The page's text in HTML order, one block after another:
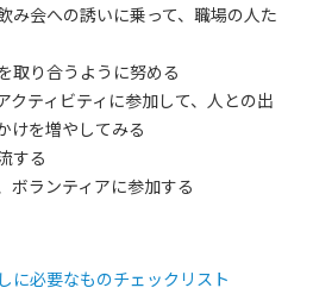
み会への誘いに乗って、職場の人た
取り合うように努める
クティビティに参加して、人との出
けを増やしてみる
する
ボランティアに参加する
に必要なものチェックリスト